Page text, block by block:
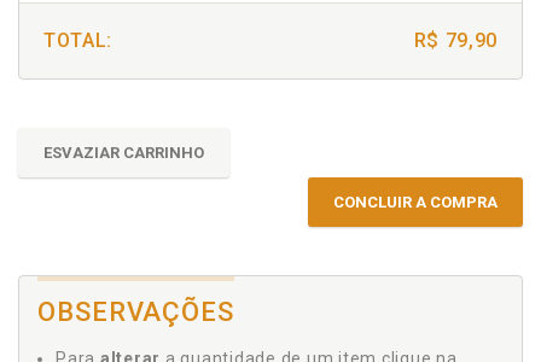
TOTAL: R$ 79,90
ESVAZIAR CARRINHO
CONCLUIR A COMPRA
OBSERVAÇÕES